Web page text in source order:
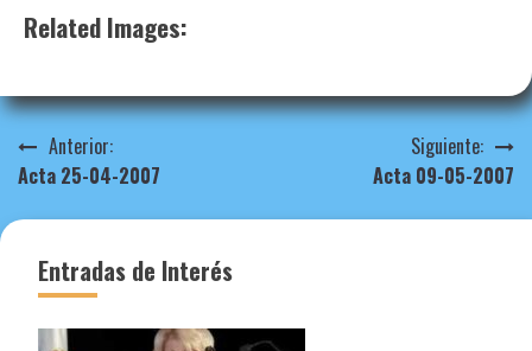
Related Images:
Navegación
de
Anterior:
Acta 25-04-2007
Siguiente:
Acta 09-05-2007
Entradas de Interés